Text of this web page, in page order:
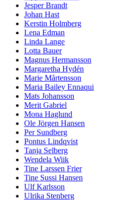
Jesper Brandt
Johan Hast
Kerstin Holmberg
Lena Edman
Linda Lange
Lotta Bauer
Magnus Hermansson
Margaretha Hydén
Marie Mårtensson
Maria Bailey Ennaqui
Mats Johansson
Merit Gabriel
Mona Haglund
Ole Jörgen Hansen
Per Sundberg
Pontus Lindqvist
Tanja Selberg
Wendela Wiik
Tine Larssen Frier
Tine Sussi Hansen
Ulf Karlsson
Ulrika Stenberg